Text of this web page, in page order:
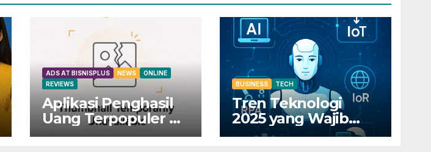
ADS AT BISNISPLUS NEWS
ONLINE
REVIEWS
Aplikasi Penghasil
Uang Terpopuler di
Indonesia!
BUSINESS TECH
Tren Teknologi
2025 yang Wajib
Diketahui Pelaku